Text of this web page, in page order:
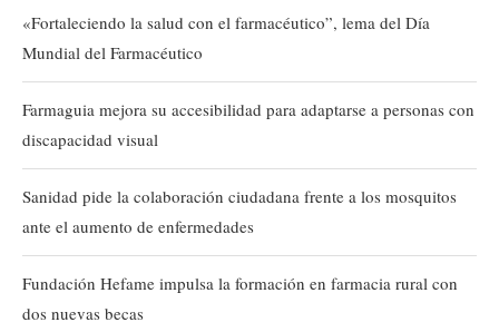
«Fortaleciendo la salud con el farmacéutico”, lema del Día
Mundial del Farmacéutico
Farmaguia mejora su accesibilidad para adaptarse a personas con
discapacidad visual
Sanidad pide la colaboración ciudadana frente a los mosquitos
ante el aumento de enfermedades
Fundación Hefame impulsa la formación en farmacia rural con
dos nuevas becas